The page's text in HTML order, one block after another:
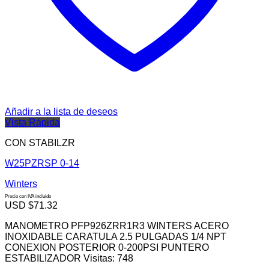
Añadir a la lista de deseos
Vista Rápida
CON STABILZR
W25PZRSP 0-14
Winters
Precio con IVA incluido
USD $71.32
MANOMETRO PFP926ZRR1R3 WINTERS ACERO
INOXIDABLE CARATULA 2.5 PULGADAS 1/4 NPT
CONEXION POSTERIOR 0-200PSI PUNTERO
ESTABILIZADOR Visitas: 748